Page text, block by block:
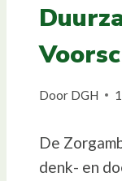
Door DGH
De
denk- en